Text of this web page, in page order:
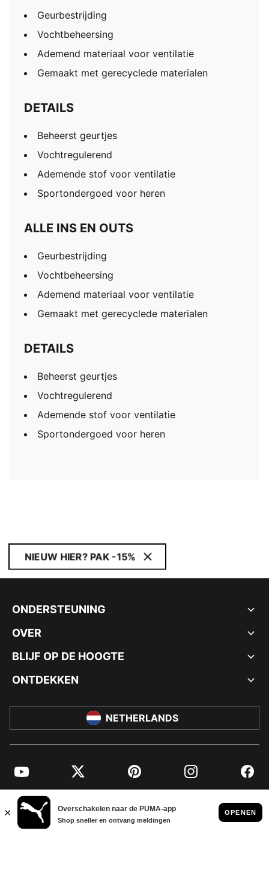
Geurbestrijding
Vochtbeheersing
Ademend materiaal voor ventilatie
Gemaakt met gerecyclede materialen
DETAILS
Beheerst geurtjes
Vochtregulerend
Ademende stof voor ventilatie
Sportondergoed voor heren
ALLE INS EN OUTS
Geurbestrijding
Vochtbeheersing
Ademend materiaal voor ventilatie
Gemaakt met gerecyclede materialen
DETAILS
Beheerst geurtjes
Vochtregulerend
Ademende stof voor ventilatie
Sportondergoed voor heren
NIEUW HIER? PAK -15%
ONDERSTEUNING
OVER
BLIJF OP DE HOOGTE
ONTDEKKEN
NETHERLANDS
YouTube Twitter Pinterest Instagram
© PUMA EUROPE GMBH, 2026. ALLE RECHTEN VOORBEHOUDEN
BEDRIJFSGEGEVENS EN JURIDISCHE GEGEVENS